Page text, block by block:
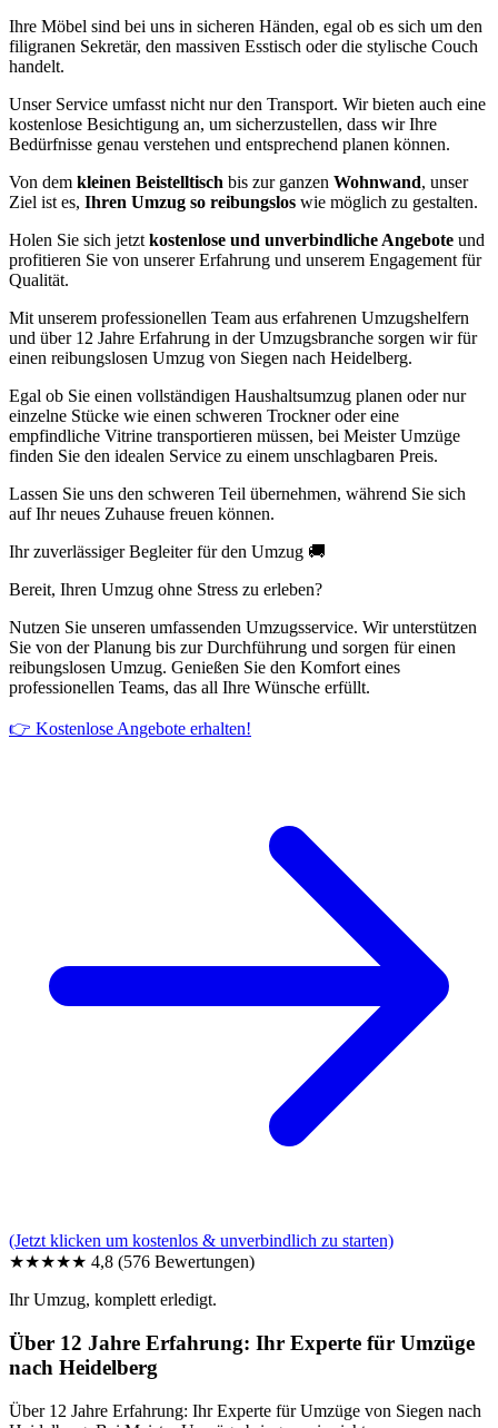
Ihre Möbel sind bei uns in sicheren Händen, egal ob es sich um den
filigranen Sekretär, den massiven Esstisch oder die stylische Couch
handelt.
Unser Service umfasst nicht nur den Transport. Wir bieten auch eine
kostenlose Besichtigung an, um sicherzustellen, dass wir Ihre
Bedürfnisse genau verstehen und entsprechend planen können.
Von dem kleinen Beistelltisch bis zur ganzen Wohnwand, unser
Ziel ist es, Ihren Umzug so reibungslos wie möglich zu gestalten.
Holen Sie sich jetzt kostenlose und unverbindliche Angebote und
profitieren Sie von unserer Erfahrung und unserem Engagement für
Qualität.
Mit unserem professionellen Team aus erfahrenen Umzugshelfern
und über 12 Jahre Erfahrung in der Umzugsbranche sorgen wir für
einen reibungslosen Umzug von Siegen nach Heidelberg.
Egal ob Sie einen vollständigen Haushaltsumzug planen oder nur
einzelne Stücke wie einen schweren Trockner oder eine
empfindliche Vitrine transportieren müssen, bei Meister Umzüge
finden Sie den idealen Service zu einem unschlagbaren Preis.
Lassen Sie uns den schweren Teil übernehmen, während Sie sich
auf Ihr neues Zuhause freuen können.
Ihr zuverlässiger Begleiter für den Umzug 🚚
Bereit, Ihren Umzug ohne Stress zu erleben?
Nutzen Sie unseren umfassenden Umzugsservice. Wir unterstützen
Sie von der Planung bis zur Durchführung und sorgen für einen
reibungslosen Umzug. Genießen Sie den Komfort eines
professionellen Teams, das all Ihre Wünsche erfüllt.
👉 Kostenlose Angebote erhalten!
(Jetzt klicken um kostenlos & unverbindlich zu starten)
★★★★★ 4,8 (576 Bewertungen)
Ihr Umzug, komplett erledigt.
Über 12 Jahre Erfahrung: Ihr Experte für Umzüge
nach Heidelberg
Über 12 Jahre Erfahrung: Ihr Experte für Umzüge von Siegen nach